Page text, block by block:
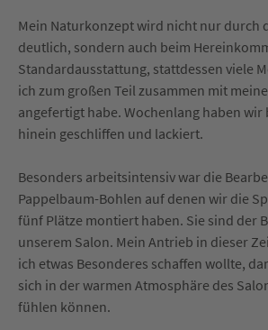
Mein Naturkonzept wird nicht nur durch
deutlich, sondern auch beim
Standardausstattung, stattdessen viele
ich zum großen Teil zusammen mit
angefertigt habe. Wochenlang haben wir
hinein geschliffen und lackiert.
Besonders arbeitsintensiv war die
Pappelbaum-Bohlen auf denen wir die
fünf Plätze montiert haben. Sie sind der
unserem Salon. Mein Antrieb in dieser
ich etwas Besonderes schaffen wollte,
sich in der warmen Atmosphäre des
fühlen können.